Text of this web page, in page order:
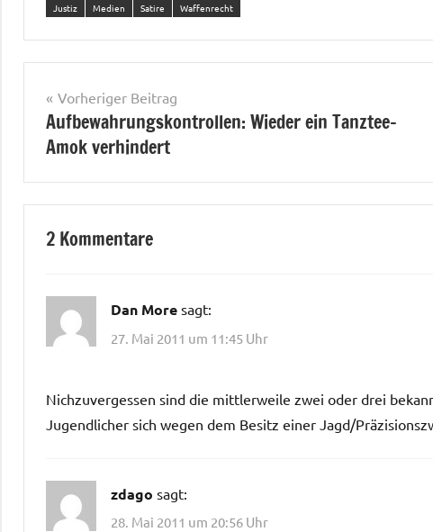
Justiz Medien Satire Waffenrecht
Beitragsnavigation
Vorheriger Beitrag
Aufbewahrungskontrollen: Wieder ein Tanztee-
Amok verhindert
2 Kommentare
Dan More sagt:
27. Mai 2011 um 11:45 Uhr
Nichzuvergessen sind die mittlerweile zwei oder drei
Jugendlicher sich wegen dem Besitz einer Jagd/
zdago sagt:
28. Mai 2011 um 20:56 Uhr